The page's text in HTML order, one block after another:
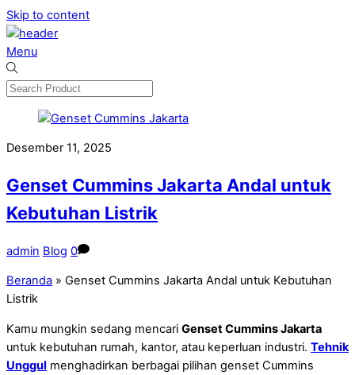
Skip to content
Menu
Desember 11, 2025
Genset Cummins Jakarta Andal untuk
Kebutuhan Listrik
admin Blog 0
Beranda » Genset Cummins Jakarta Andal untuk Kebutuhan
Listrik
Kamu mungkin sedang mencari Genset Cummins Jakarta
untuk kebutuhan rumah, kantor, atau keperluan industri. Tehnik
Unggul menghadirkan berbagai pilihan genset Cummins